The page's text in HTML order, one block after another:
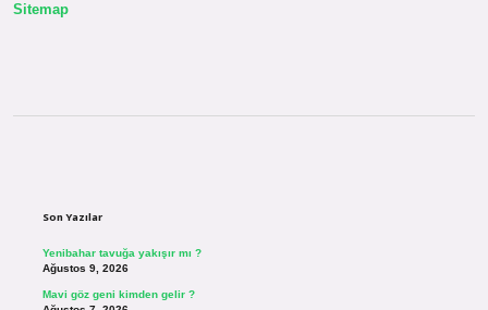
Sitemap
Son Yazılar
Yenibahar tavuğa yakışır mı ?
Ağustos 9, 2026
Mavi göz geni kimden gelir ?